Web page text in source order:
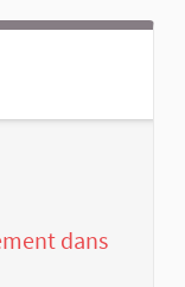
dans